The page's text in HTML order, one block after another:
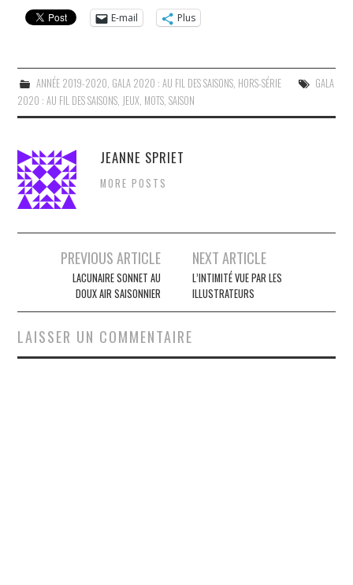
E-mail
Plus
ANNÉE 2019-2020, GALA 2020 : AU FIL DES SAISONS, HORS-SÉRIE
GALA
2020 : AU FIL DES SAISONS, JEUX, MOTS,SAISON
JEANNE SPRIET
MORE POSTS
Navigation
articles
PREVIOUS ARTICLE
LACUNAIRE SONNET AU
DOUX AIR SAISONNIER
NEXT ARTICLE
L’INTIMITÉ VUE PAR LES
ILLUSTRATEURS
LAISSER UN COMMENTAIRE